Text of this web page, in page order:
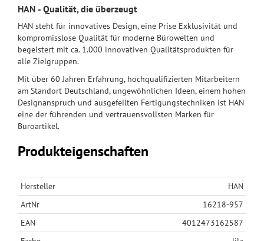
HAN - Qualität, die überzeugt
HAN steht für innovatives Design, eine Prise Exklusivität und
kompromisslose Qualität für moderne Bürowelten und
begeistert mit ca. 1.000 innovativen Qualitätsprodukten für
alle Zielgruppen.
Mit über 60 Jahren Erfahrung, hochqualifizierten Mitarbeitern
am Standort Deutschland, ungewöhnlichen Ideen, einem hohen
Designanspruch und ausgefeilten Fertigungstechniken ist HAN
eine der führenden und vertrauensvollsten Marken für
Büroartikel.
Produkteigenschaften
Hersteller
HAN
ArtNr
16218-957
EAN
4012473162587